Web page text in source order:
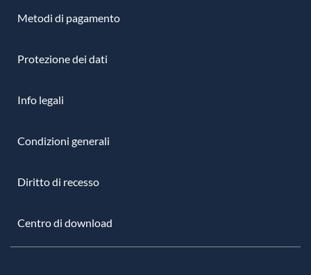
Metodi di pagamento
Protezione dei dati
Info legali
Condizioni generali
Diritto di recesso
Centro di download